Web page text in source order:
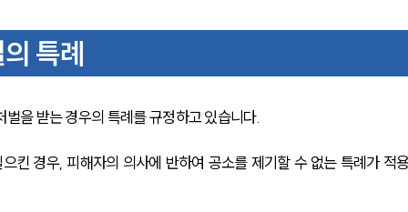
특례
을 받는 경우의 특례를 규정하고 있습니다.
킨 경우, 피해자의 의사에 반하여 공소를 제기할 수 없는 특례가 적